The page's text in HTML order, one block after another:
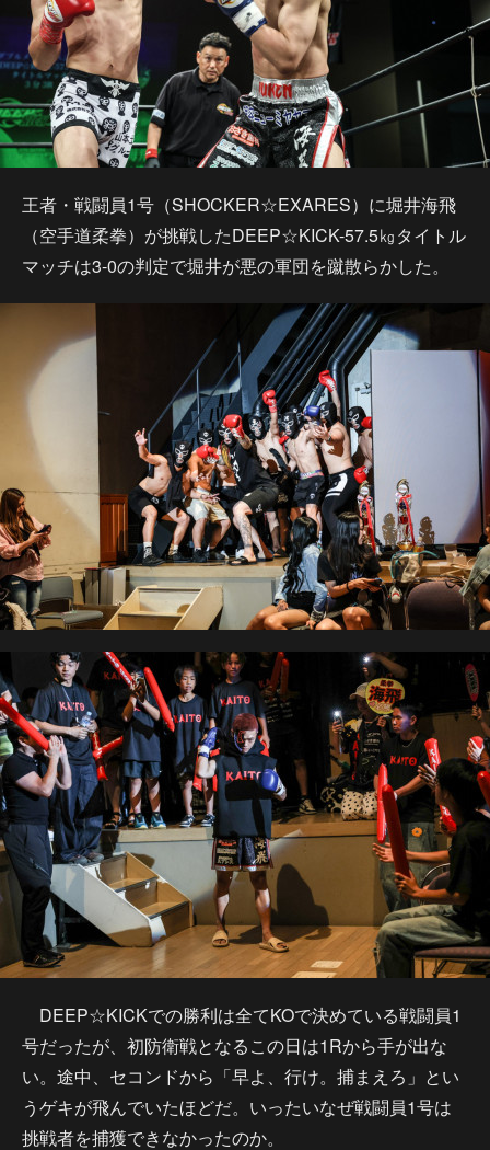
王者・戦闘員1号（SHOCKER☆EXARES）に堀井海飛
（空手道柔拳）が挑戦したDEEP☆KICK-57.5㎏タイトル
マッチは3-0の判定で堀井が悪の軍団を蹴散らかした。
DEEP☆KICKでの勝利は全てKOで決めている戦闘員1
号だったが、初防衛戦となるこの日は1Rから手が出な
い。途中、セコンドから「早よ、行け。捕まえろ」とい
うゲキが飛んでいたほどだ。いったいなぜ戦闘員1号は
挑戦者を捕獲できなかったのか。